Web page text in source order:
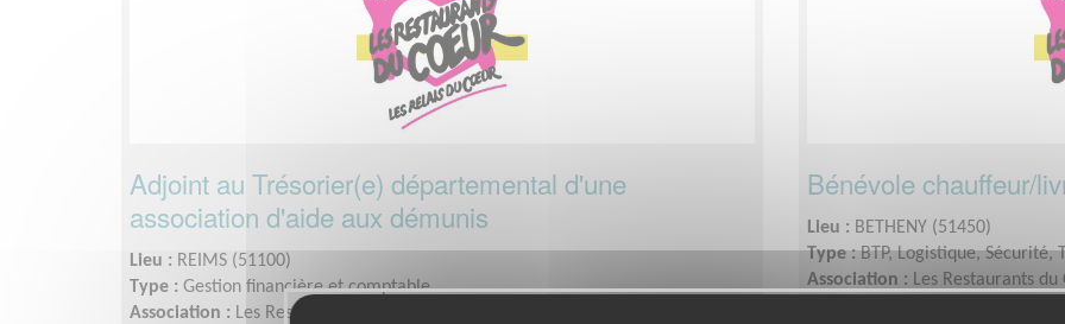
Adjoint au Trésorier(e) départemental d'une
association d'aide aux démunis
Lieu : REIMS (51100)
Type : Gestion financière et comptable
Association : Les Restaurants du Cœur - Marne
Bénévole chauffeur/
Lieu : BETHENY (51450)
Type :BTP, Logistique, Sécurité,
Association : Les Restaurants